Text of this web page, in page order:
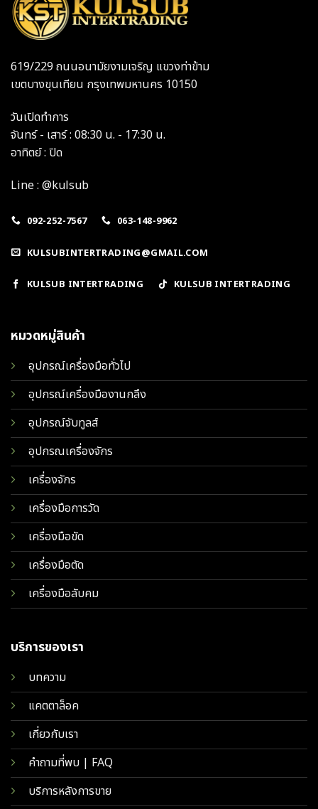
619/229 ถนนอนามัยงามเจริญ แขวงท่าข้าม
เขตบางขุนเทียน กรุงเทพมหานคร 10150
วันเปิดทำการ
จันทร์ - เสาร์ : 08:30 น. - 17:30 น.
อาทิตย์ : ปิด
Line : @kulsub
092-252-7567 063-148-9962
KULSUBINTERTRADING@GMAIL.COM
KULSUB INTERTRADING KULSUB INTERTRADING
หมวดหมู่สินค้า
อุปกรณ์เครื่องมือทั่วไป
อุปกรณ์เครื่องมืองานกลึง
อุปกรณ์จับทูลส์
อุปกรณเครื่องจักร
เครื่องจักร
เครื่องมือการวัด
เครื่องมือขัด
เครื่องมือตัด
เครื่องมือลับคม
บริการของเรา
บทความ
แคตตาล็อค
เกี่ยวกับเรา
คำถามที่พบ | FAQ
บริการหลังการขาย